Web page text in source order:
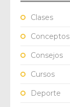
Clases
Conceptos
Consejos
Cursos
Deporte